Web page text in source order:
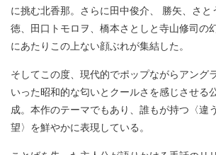
に挑む北香那。さらに田中俊介、 勝矢、さ
徳、田口トモロヲ、橋本さとしと寺山修司の
にあたりこの上ない顔ぶれが集結した。
そしてこの度、現代的でポップながらアング
いった昭和的な匂いとクールさを感じさせる
成。本作のテーマでもあり、誰もが持つ〈違
望〉を鮮やかに表現している。